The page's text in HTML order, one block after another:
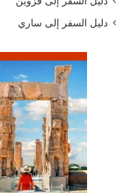
دليل السفر إلى ساري